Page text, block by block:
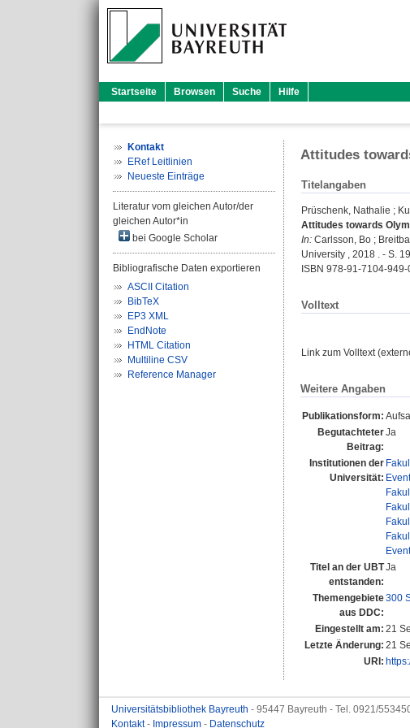
Startseite Browsen Suche Hilfe
Kontakt
ERef Leitlinien
Neueste Einträge
Literatur vom gleichen Autor/der
gleichen Autor*in
bei Google Scholar
Bibliografische Daten exportieren
ASCII Citation
BibTeX
EP3 XML
EndNote
HTML Citation
Multiline CSV
Reference Manager
Attitudes
Titelangaben
Prüschenk, Nathalie ;
Attitudes towards
In: Carlsson, Bo ;
University , 2018 . - S.
ISBN 978-91-7104-949-
Volltext
Link zum Volltext
Weitere Angaben
Publikationsform:
Begutachteter
Beitrag:
Ja
Institutionen der
Universität:
Titel an der UBT
entstanden:
Ja
Themengebiete
aus DDC:
300
Eingestellt am: 21
Letzte Änderung: 21
URI:
Universitätsbibliothek Bayreuth - 95447 Bayreuth - Tel. 0921/
Kontakt- Impressum - Datenschutz